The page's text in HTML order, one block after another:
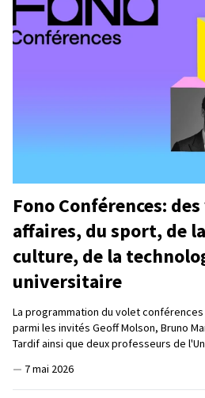
Fono Conférences:
affaires, du sport, de
culture, de la
universitaire
La programmation du volet
parmi les invités Geoff Molson, Bruno
Tardif ainsi que deux professeurs de
— 7 mai 2026